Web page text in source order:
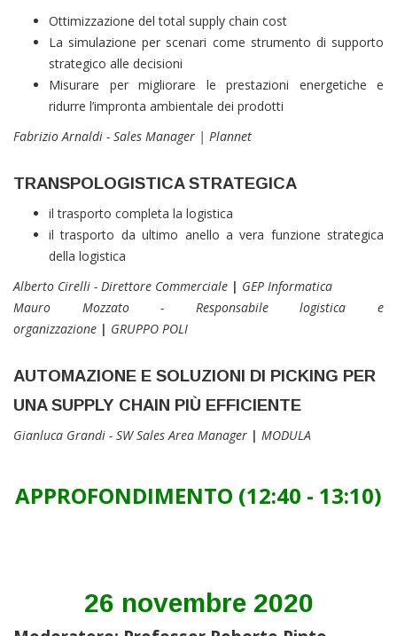
Ottimizzazione del total supply chain cost
La simulazione per scenari come strumento di supporto
strategico alle decisioni
Misurare per migliorare le prestazioni energetiche e
ridurre l’impronta ambientale dei prodotti
Fabrizio Arnaldi - Sales Manager | Plannet
TRANSPOLOGISTICA STRATEGICA
il trasporto completa la logistica
il trasporto da ultimo anello a vera funzione strategica
della logistica
Alberto Cirelli - Direttore Commerciale | GEP Informatica
Mauro Mozzato - Responsabile logistica e
organizzazione | GRUPPO POLI
AUTOMAZIONE E SOLUZIONI DI PICKING PER
UNA SUPPLY CHAIN PIÙ EFFICIENTE
Gianluca Grandi - SW Sales Area Manager | MODULA
APPROFONDIMENTO (12:40 - 13:10)
26 novembre 2020